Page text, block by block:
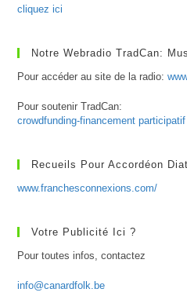
cliquez ici
Notre Webradio TradCan:
Pour accéder au site de la radio:
Pour soutenir TradCan:
crowdfunding-financement participatif
Recueils Pour Accordéon
www.franchesconnexions.com/
Votre Publicité Ici ?
Pour toutes infos, contactez
info@canardfolk.be